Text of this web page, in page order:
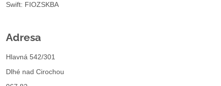
Swift: FIOZSKBA
Adresa
Hlavná 542/301
Dlhé nad Cirochou